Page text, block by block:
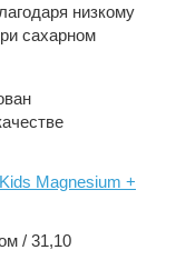
низкому
сахарном
Magnesium +
/ 31,10